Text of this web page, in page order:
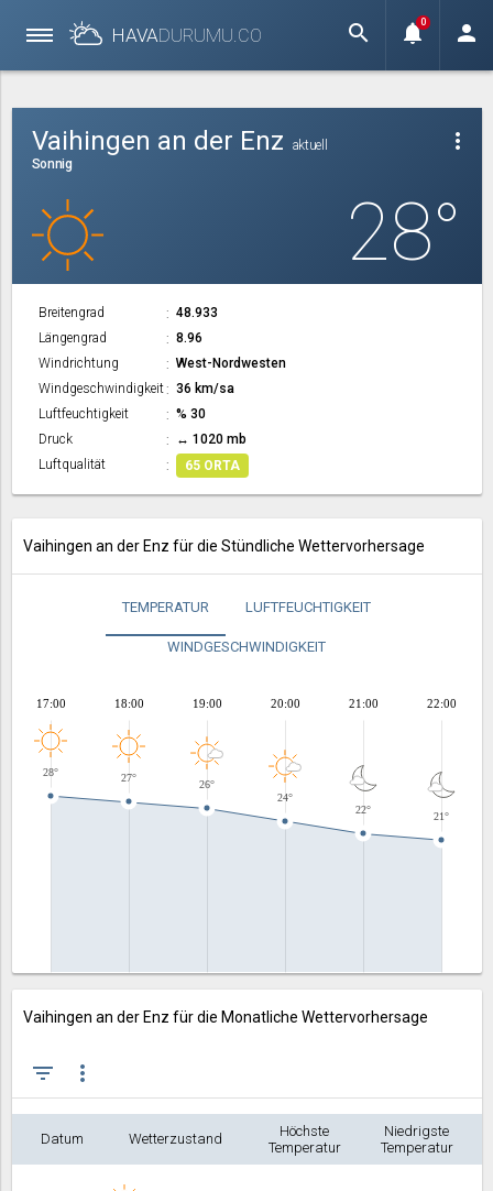
HAVADURUMU.CO search notifications
0 person
more_vert
Vaihingen an der Enz
aktuell
Sonnig
28°
Breitengrad
48.933
Längengrad
8.96
Windrichtung
West-Nordwesten
Windgeschwindigkeit
36 km/sa
Luftfeuchtigkeit
% 30
Druck
↔ 1020 mb
Luftqualität
65 ORTA
Vaihingen an der Enz für die Stündliche Wettervorhersage
TEMPERATUR LUFTFEUCHTIGKEIT
WINDGESCHWINDIGKEIT
28° 27°
26°
24°
22°
21°
17:00 18:00 19:00 20:00 21:00 22:00
Vaihingen an der Enz für die Monatliche Wettervorhersage
filter_list more_vert
Datum Wetterzustand
Höchste
Temperatur
Niedrigste
Temperatur